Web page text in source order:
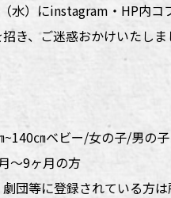
水）にinstagram・HP内コ
き、ご迷惑おかけいたし
~140㎝ベビー/女の子/男の子
～9ヶ月の方
団等に登録されている方は